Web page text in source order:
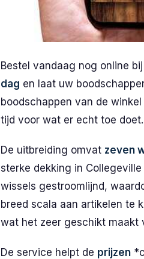
Bestel vandaag nog online
dag en laat uw
boodschappen van de
tijd voor wat er echt toe doet.
De uitbreiding omvat zeven
sterke dekking in
wissels gestroomlijnd,
breed scala aan artikelen te
wat het zeer geschikt maakt
De service helpt de prijzen